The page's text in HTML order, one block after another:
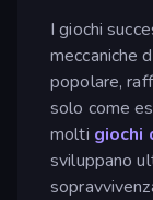
I giochi
meccaniche
popolare,
solo come
molti giochi
sviluppano